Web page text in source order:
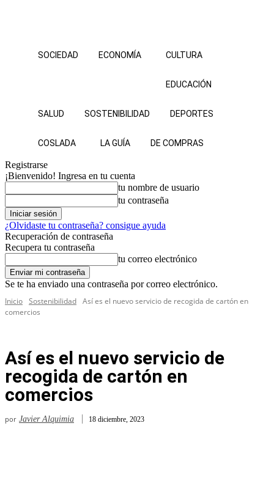
SOCIEDAD ECONOMÍA CULTURA
EDUCACIÓN
SALUD SOSTENIBILIDAD DEPORTES
COSLADA LA GUÍA DE COMPRAS
Registrarse
¡Bienvenido! Ingresa en tu cuenta
tu nombre de usuario
tu contraseña
¿Olvidaste tu contraseña? consigue ayuda
Recuperación de contraseña
Recupera tu contraseña
tu correo electrónico
Se te ha enviado una contraseña por correo electrónico.
Inicio Sostenibilidad Así es el nuevo servicio de recogida de cartón en
comercios
Así es el nuevo servicio de
recogida de cartón en
comercios
por Javier Alquimia 18 diciembre, 2023